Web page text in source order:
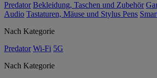
Predator Bekleidung, Taschen und Zubehör
Audio Tastaturen, Mäuse und Stylus Pens
Nach Kategorie
Predator Wi-Fi 5G
Nach Kategorie